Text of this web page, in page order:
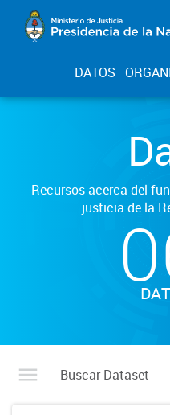
DATOS
Recursos acerca del
justicia de la